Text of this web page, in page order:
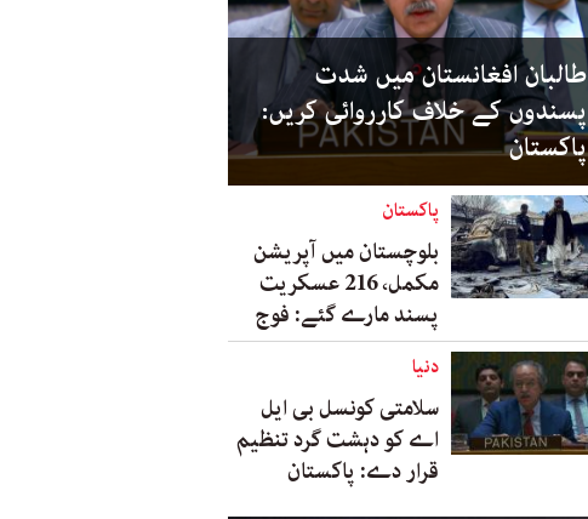
طالبان افغانستان میں شدت
پسندوں کے خلاف کارروائی کریں:
پاکستان
پاکستان
بلوچستان میں آپریشن
مکمل، 216 عسکریت
پسند مارے گئے: فوج
دنیا
سلامتی کونسل بی ایل
اے کو دہشت گرد تنظیم
قرار دے: پاکستان